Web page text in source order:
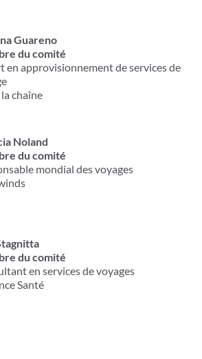
Guareno
du comité
en approvisionnement de services de
chaîne
Noland
du comité
mondial des voyages
du comité
en services de voyages
Santé